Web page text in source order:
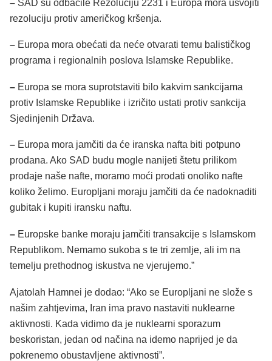
– SAD su odbacile Rezoluciju 2231 i Europa mora usvojiti
rezoluciju protiv američkog kršenja.
– Europa mora obećati da neće otvarati temu balističkog
programa i regionalnih poslova Islamske Republike.
– Europa se mora suprotstaviti bilo kakvim sankcijama
protiv Islamske Republike i izričito ustati protiv sankcija
Sjedinjenih Država.
– Europa mora jamčiti da će iranska nafta biti potpuno
prodana. Ako SAD budu mogle nanijeti štetu prilikom
prodaje naše nafte, moramo moći prodati onoliko nafte
koliko želimo. Europljani moraju jamčiti da će nadoknaditi
gubitak i kupiti iransku naftu.
– Europske banke moraju jamčiti transakcije s Islamskom
Republikom. Nemamo sukoba s te tri zemlje, ali im na
temelju prethodnog iskustva ne vjerujemo.”
Ajatolah Hamnei je dodao: “Ako se Europljani ne slože s
našim zahtjevima, Iran ima pravo nastaviti nuklearne
aktivnosti. Kada vidimo da je nuklearni sporazum
beskoristan, jedan od načina na idemo naprijed je da
pokrenemo obustavljene aktivnosti”.